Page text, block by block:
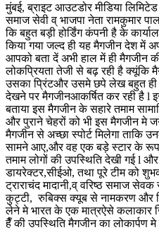
मुंबई, ब्राइट आउटडोर मीडिया
समाज सेवी व् भाजपा नेता रामकुमार
कि बहुत बड़ी होर्डिंग कंपनी है के
किया गया जल्द ही यह मैगजीन देश में
आपको बता दें अभी हाल में ही मैगजीन
लोकप्रियता तेजी से बढ़ रही है क्यूंकि
उसका प्रिंटऔर उसमे छपे लेख बहुत ही
देखने पर मैगजीनआकर्षित कर रही है l
बताया इस मैगजीन के सहारे तमाम
और पुराने चेहरों को भी इस मैगजीन मे
मैगजीन से अच्छा स्पोर्ट मिलेगा ताकि
सामने आए,और वह एक बड़े स्टार के
तमाम लोगों की उपस्थिति देखी गई l
डायरेक्टर,सीईओ, तथा पूरे टीम को
ट्राराचंद मादानी,व् वरिष्ठ समाज
कुट्टी, रुबिक्स क्यूब से नामकरण और
लेने मे भारत के एक मात्रऐसे कलाकार
हैँ की उपस्थिति मैगजीन का लोकार्पण